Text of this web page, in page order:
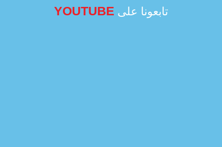
تابعونا على YOUTUBE